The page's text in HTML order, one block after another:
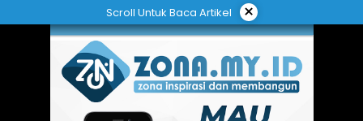
ke
Scroll Untuk Baca Artikel ×